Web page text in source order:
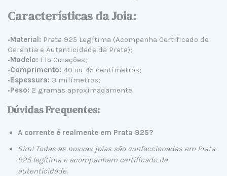
Características da Joia:
•Material: Prata 925 Legítima (Acompanha Certificado de
Garantia e Autenticidade da Prata);
•Modelo: Elo Corações;
•Comprimento: 40 ou 45 centímetros;
•Espessura: 3 milímetros;
•Peso: 2 gramas aproximadamente.
Dúvidas Frequentes:
A corrente é realmente em Prata 925?
Sim! Todas as nossas joias são confeccionadas em Prata
925 legítima e acompanham certificado de
autenticidade.